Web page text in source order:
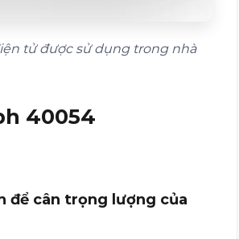
tử được sử dụng trong nhà
40054
để cân trọng lượng của